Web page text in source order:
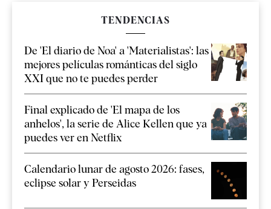
TENDENCIAS
De 'El diario de Noa' a 'Materialistas': las
mejores películas románticas del siglo
XXI que no te puedes perder
Final explicado de 'El mapa de los
anhelos', la serie de Alice Kellen que ya
puedes ver en Netflix
Calendario lunar de agosto 2026: fases,
eclipse solar y Perseidas